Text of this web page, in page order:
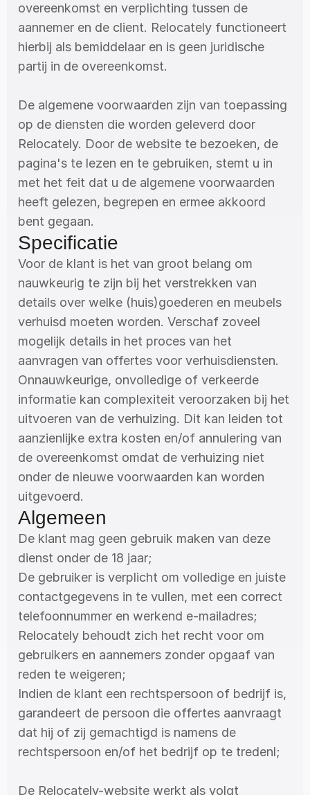
overeenkomst en verplichting tussen de
aannemer en de client. Relocately functioneert
hierbij als bemiddelaar en is geen juridische
partij in de overeenkomst.
De algemene voorwaarden zijn van toepassing
op de diensten die worden geleverd door
Relocately. Door de website te bezoeken, de
pagina's te lezen en te gebruiken, stemt u in
met het feit dat u de algemene voorwaarden
heeft gelezen, begrepen en ermee akkoord
bent gegaan.
Specificatie
Voor de klant is het van groot belang om
nauwkeurig te zijn bij het verstrekken van
details over welke (huis)goederen en meubels
verhuisd moeten worden. Verschaf zoveel
mogelijk details in het proces van het
aanvragen van offertes voor verhuisdiensten.
Onnauwkeurige, onvolledige of verkeerde
informatie kan complexiteit veroorzaken bij het
uitvoeren van de verhuizing. Dit kan leiden tot
aanzienlijke extra kosten en/of annulering van
de overeenkomst omdat de verhuizing niet
onder de nieuwe voorwaarden kan worden
uitgevoerd.
Algemeen
De klant mag geen gebruik maken van deze
dienst onder de 18 jaar;
De gebruiker is verplicht om volledige en juiste
contactgegevens in te vullen, met een correct
telefoonnummer en werkend e-mailadres;
Relocately behoudt zich het recht voor om
gebruikers en aannemers zonder opgaaf van
reden te weigeren;
Indien de klant een rechtspersoon of bedrijf is,
garandeert de persoon die offertes aanvraagt
dat hij of zij gemachtigd is namens de
rechtspersoon en/of het bedrijf op te tredenl;
De Relocately-website werkt als volgt